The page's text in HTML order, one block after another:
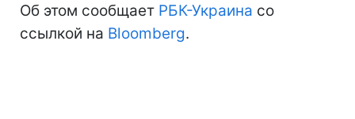
Об этом сообщает РБК-Украина со
ссылкой на Bloomberg.